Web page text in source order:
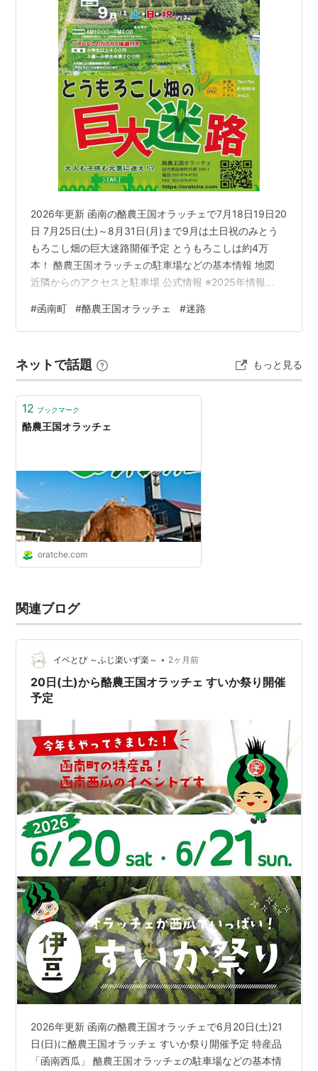
2026年更新 函南の酪農王国オラッチェで7月18日19日20
日 7月25日(土)～8月31日(月)まで9月は土日祝のみとう
もろこし畑の巨大迷路開催予定 とうもろこしは約4万
本！ 酪農王国オラッチェの駐車場などの基本情報 地図
近隣からのアクセスと駐車場 公式情報 ※2025年情報
7月18日19日20日 7月25日(土)～8月31日(月)まで9月は
土日祝のみとうもろこし畑の巨大迷路開催予定 とうもろ
巨大迷路2026 「とうもろこし畑の巨大迷路2026」 🌽✨
今年もこの季節がやってきま…
#函南町 #酪農王国オラッチェ #迷路
ネットで話題 もっと見る
12 ブックマーク
酪農王国オラッチェ
oratche.com
関連ブログ
イベとぴ ～ふじ楽いず楽～ • 2ヶ月前
20日(土)から酪農王国オラッチェ すいか祭り開催
予定
2026年更新 函南の酪農王国オラッチェで6月20日(土)21
日(日)に酪農王国オラッチェ すいか祭り開催予定 特産品
「函南西瓜」 酪農王国オラッチェの駐車場などの基本情